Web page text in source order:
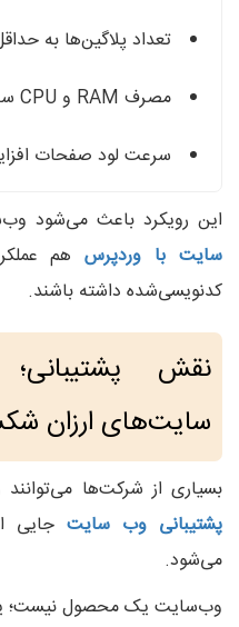
تعداد پلاگین‌ها به
مصرف RAM و CPU سرور کاهش پیدا می‌کند
سرعت لود صفحات
این رویکرد باعث می‌شود
سایت با وردپرسهم
کدنویسی‌شده داشته باشند.
نقش
سایت‌های ارزان
بسیاری از شرکت‌ها
پشتیبانی وب سایت جایی
می‌شود.
وب‌سایت یک محصول نیست؛